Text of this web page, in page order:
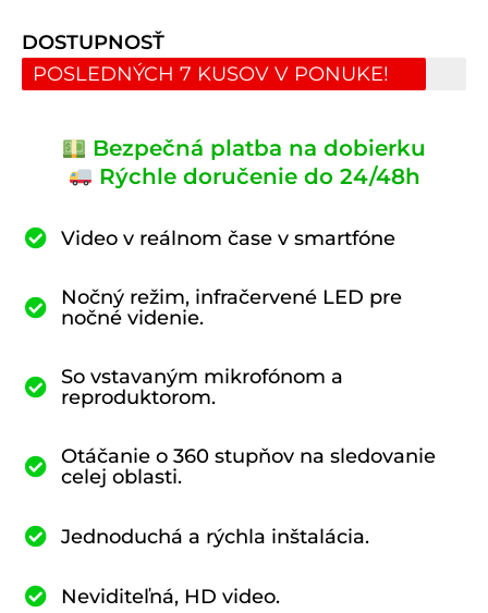
DOSTUPNOSŤ
POSLEDNÝCH 7 KUSOV V PONUKE!
Bezpečná platba na dobierku
Rýchle doručenie do 24/48h
Video v reálnom čase v smartfóne
Nočný režim, infračervené LED pre
nočné videnie.
So vstavaným mikrofónom a
reproduktorom.
Otáčanie o 360 stupňov na sledovanie
celej oblasti.
Jednoduchá a rýchla inštalácia.
Neviditeľná, HD video.